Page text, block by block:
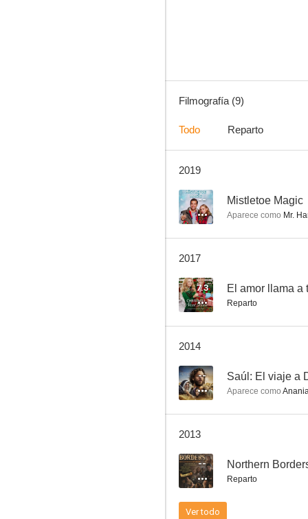
Filmografía (9)
Todo Reparto
2019
-- Mistletoe Magic
Aparece como Mr.
2017
7.3 El amor llama a
Reparto
2014
-- Saúl: El viaje a
Aparece como
2013
-- Northern
Reparto
Ver todo